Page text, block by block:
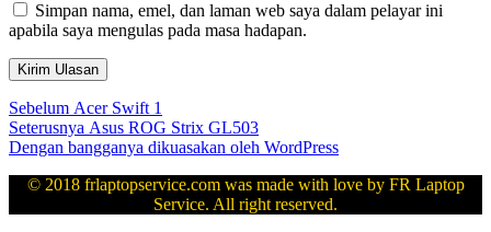
Simpan nama, emel, dan laman web saya dalam pelayar ini
apabila saya mengulas pada masa hadapan.
Navigasi
kiriman
Sebelum Kiriman
sebelumnya:
Acer Swift 1
Seterusnya Kiriman
seterusnya:
Asus ROG Strix GL503
Dengan bangganya dikuasakan oleh WordPress
© 2018 frlaptopservice.com was made with love by FR Laptop
Service. All right reserved.